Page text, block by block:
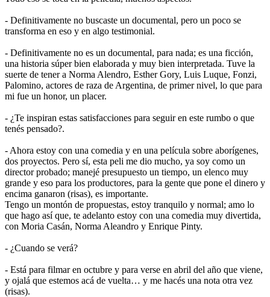
- Definitivamente no buscaste un documental, pero un poco se
transforma en eso y en algo testimonial.
- Definitivamente no es un documental, para nada; es una ficción,
una historia súper bien elaborada y muy bien interpretada. Tuve la
suerte de tener a Norma Alendro, Esther Gory, Luis Luque, Fonzi,
Palomino, actores de raza de Argentina, de primer nivel, lo que para
mi fue un honor, un placer.
- ¿Te inspiran estas satisfacciones para seguir en este rumbo o que
tenés pensado?.
- Ahora estoy con una comedia y en una película sobre aborígenes,
dos proyectos. Pero sí, esta peli me dio mucho, ya soy como un
director probado; manejé presupuesto un tiempo, un elenco muy
grande y eso para los productores, para la gente que pone el dinero y
encima ganaron (risas), es importante.
Tengo un montón de propuestas, estoy tranquilo y normal; amo lo
que hago así que, te adelanto estoy con una comedia muy divertida,
con Moria Casán, Norma Aleandro y Enrique Pinty.
- ¿Cuando se verá?
- Está para filmar en octubre y para verse en abril del año que viene,
y ojalá que estemos acá de vuelta… y me hacés una nota otra vez
(risas).